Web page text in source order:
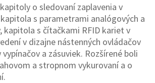
o sledovaní zaplavenia v
s parametrami analógových a
kapitola s čítačkami RFID kariet v
v dizajne nástenných ovládačov
a zásuviek. Rozšírené boli
a stropnom vykurovaní a o